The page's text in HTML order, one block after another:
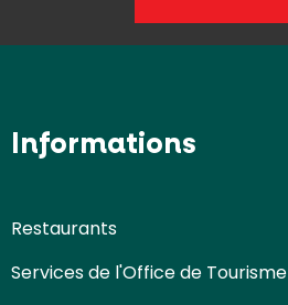
Informations
Restaurants
Services de l'Office de Tourisme